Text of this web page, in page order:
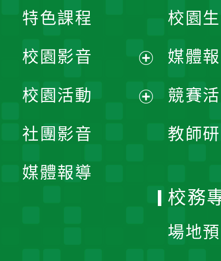
校園
媒體
競賽
教師
特色課程
校園影音
開
校園活動
社團影音
媒體報導
校務
場地